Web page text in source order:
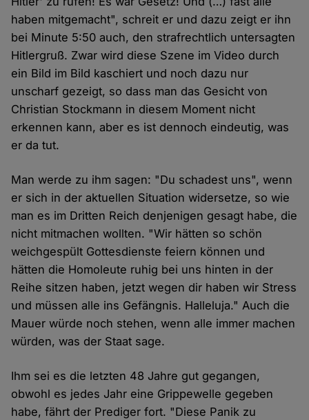
haben mitgemacht", schreit er und dazu zeigt er ihn
bei Minute 5:50 auch, den strafrechtlich untersagten
Hitlergruß. Zwar wird diese Szene im Video durch
ein Bild im Bild kaschiert und noch dazu nur
unscharf gezeigt, so dass man das Gesicht von
Christian Stockmann in diesem Moment nicht
erkennen kann, aber es ist dennoch eindeutig, was
er da tut.
Man werde zu ihm sagen: "Du schadest uns", wenn
er sich in der aktuellen Situation widersetze, so wie
man es im Dritten Reich denjenigen gesagt habe, die
nicht mitmachen wollten. "Wir hätten so schön
weichgespült Gottesdienste feiern können und
hätten die Homoleute ruhig bei uns hinten in der
Reihe sitzen haben, jetzt wegen dir haben wir Stress
und müssen alle ins Gefängnis. Halleluja." Auch die
Mauer würde noch stehen, wenn alle immer machen
würden, was der Staat sage.
Ihm sei es die letzten 48 Jahre gut gegangen,
obwohl es jedes Jahr eine Grippewelle gegeben
habe, fährt der Prediger fort. "Diese Panik zu